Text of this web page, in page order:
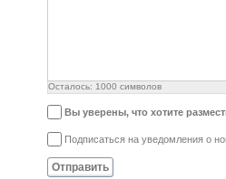
Осталось: 1000 символов
Вы уверены, что хотите
Подписаться на уведомления о
Отправить